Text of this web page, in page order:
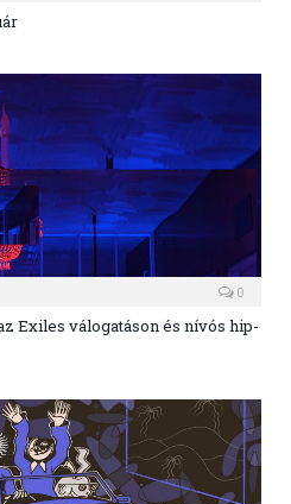
0
Exiles válogatáson és nívós hip-